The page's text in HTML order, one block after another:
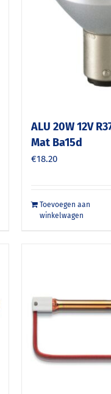
ALU 20W 12V
Mat Ba15d
€18.20
Toevoegen aan
winkelwagen